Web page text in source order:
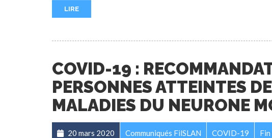
LIRE
COVID-19 :
PERSONNES ATTEINTES
MALADIES DU NEURONE
20 mars 2020 Communiqués FilSLAN COVID-19